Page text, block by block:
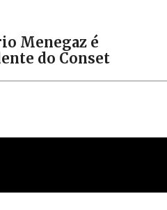
Menegaz é
do Conset